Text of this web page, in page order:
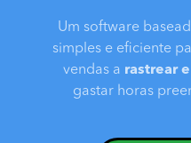
Um software
simples e eficiente
vendas a rastrear
gastar horas